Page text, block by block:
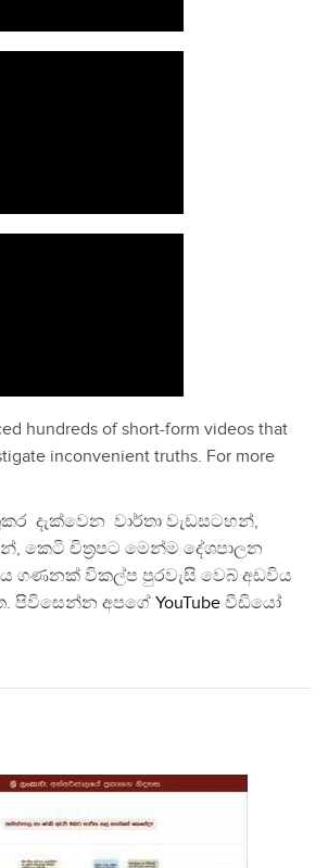
hundreds of short-form videos that
inconvenient truths. For more
දැක්වෙන වාර්තා වැඩසටහන්,
කෙටි චිත්‍රපට මෙන්ම දේශපාලන
සිය ගණනක් විකල්ප පුරවැසි වෙබ් අඩවිය
පිවිසෙන්න අපගේ YouTube වීඩියෝ